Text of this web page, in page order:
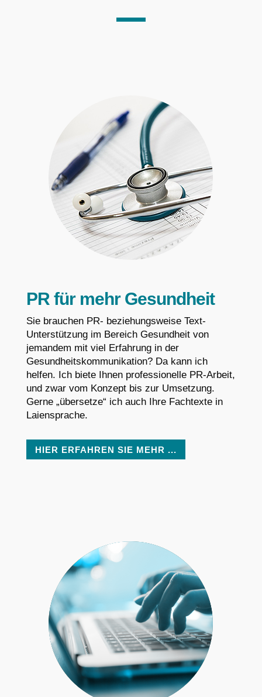
PR für mehr Gesundheit
Sie brauchen PR- beziehungsweise Text-
Unterstützung im Bereich Gesundheit von
jemandem mit viel Erfahrung in der
Gesundheitskommunikation? Da kann ich
helfen. Ich biete Ihnen professionelle PR-Arbeit,
und zwar vom Konzept bis zur Umsetzung.
Gerne „übersetze“ ich auch Ihre Fachtexte in
Laiensprache.
HIER ERFAHREN SIE MEHR ...